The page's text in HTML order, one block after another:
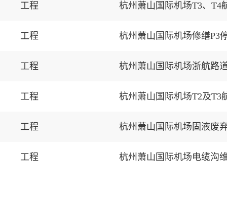
工程 杭州萧山国际机场T3、T4
工程 杭州萧山国际机场修缮P3
工程 杭州萧山国际机场浙航路
工程 杭州萧山国际机场T2及T3
工程 杭州萧山国际机场固液废
工程 杭州萧山国际机场电缆沟